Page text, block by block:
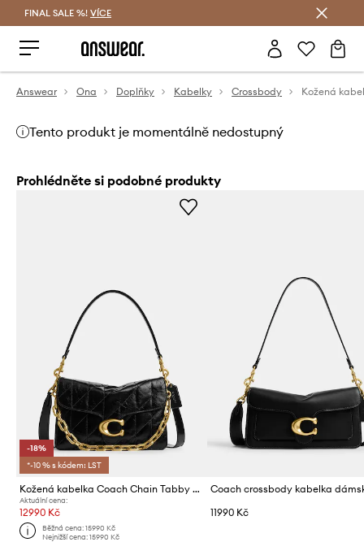
FINAL SALE %! VÍCE
Answear Ona Doplňky Kabelky Crossbody
Tento produkt je momentálně nedostupný
Prohlédněte si podobné produkty
-18%
*-10 % s kódem: LST
Kožená kabelka Coach Chain Tabby Shoulder Bag With Quilting
Aktuální cena:
12990 Kč
Běžná cena:15990 Kč
Nejnižší cena:15990 Kč
11990 Kč